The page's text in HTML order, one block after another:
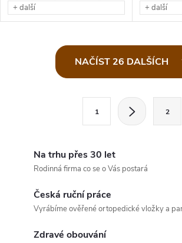
+ další
+ další
NAČÍST 26 DALŠÍCH
1 2
Na trhu přes 30 let
Rodinná firma co se o Vás postará
Česká ruční práce
Vyrábíme ověřené ortopedické vložky a
Zdravé obouvání